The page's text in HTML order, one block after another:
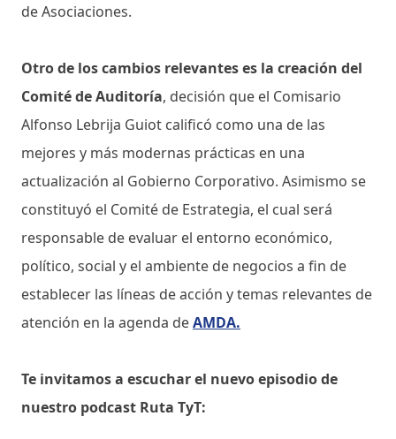
de Asociaciones.
Otro de los cambios relevantes es la creación del
Comité de Auditoría, decisión que el Comisario
Alfonso Lebrija Guiot calificó como una de las
mejores y más modernas prácticas en una
actualización al Gobierno Corporativo. Asimismo se
constituyó el Comité de Estrategia, el cual será
responsable de evaluar el entorno económico,
político, social y el ambiente de negocios a fin de
establecer las líneas de acción y temas relevantes de
atención en la agenda deAMDA.
Te invitamos a escuchar el nuevo episodio de
nuestro podcast Ruta TyT: